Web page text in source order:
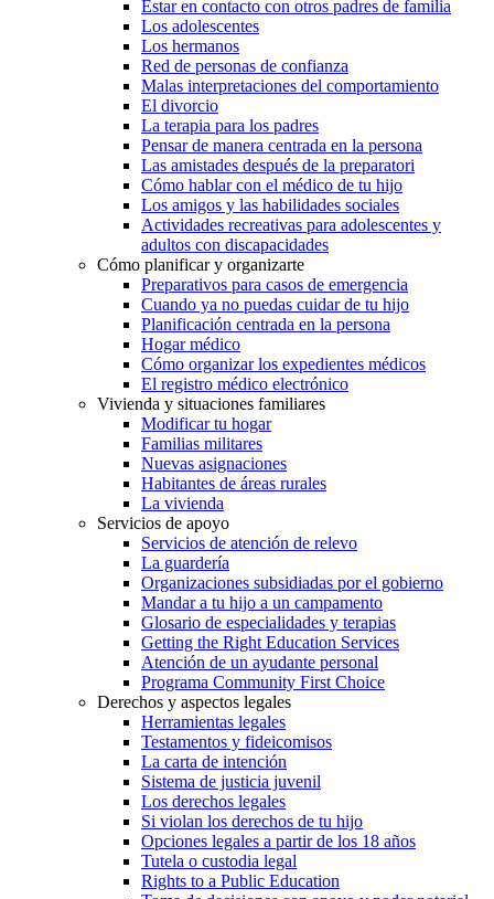
Estar en contacto con otros padres de familia
Los adolescentes
Los hermanos
Red de personas de confianza
Malas interpretaciones del comportamiento
El divorcio
La terapia para los padres
Pensar de manera centrada en la persona
Las amistades después de la preparatori
Cómo hablar con el médico de tu hijo
Los amigos y las habilidades sociales
Actividades recreativas para adolescentes y
adultos con discapacidades
Cómo planificar y organizarte
Preparativos para casos de emergencia
Cuando ya no puedas cuidar de tu hijo
Planificación centrada en la persona
Hogar médico
Cómo organizar los expedientes médicos
El registro médico electrónico
Vivienda y situaciones familiares
Modificar tu hogar
Familias militares
Nuevas asignaciones
Habitantes de áreas rurales
La vivienda
Servicios de apoyo
Servicios de atención de relevo
La guardería
Organizaciones subsidiadas por el gobierno
Mandar a tu hijo a un campamento
Glosario de especialidades y terapias
Getting the Right Education Services
Atención de un ayudante personal
Programa Community First Choice
Derechos y aspectos legales
Herramientas legales
Testamentos y fideicomisos
La carta de intención
Sistema de justicia juvenil
Los derechos legales
Si violan los derechos de tu hijo
Opciones legales a partir de los 18 años
Tutela o custodia legal
Rights to a Public Education